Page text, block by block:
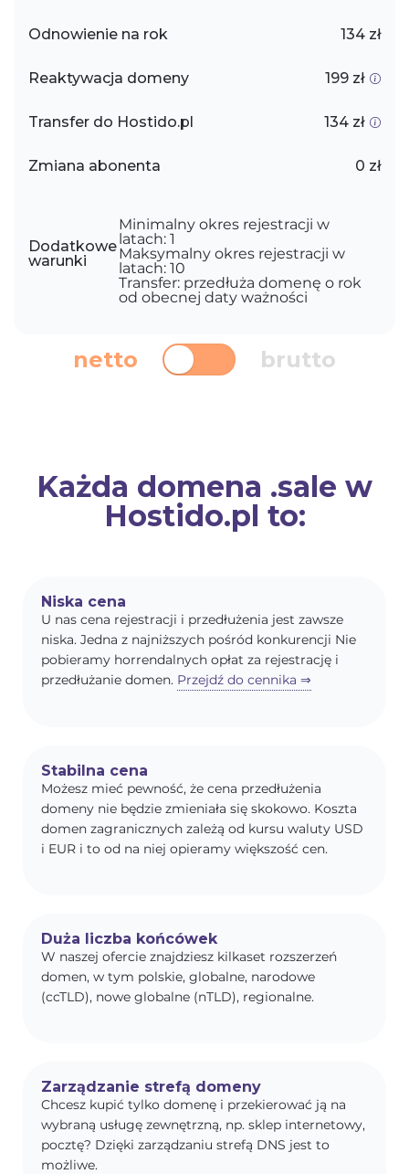
Odnowienie na rok 134 zł
Reaktywacja domeny 199 zł
Transfer do Hostido.pl 134 zł
Zmiana abonenta 0 zł
Dodatkowe
warunki
Minimalny okres rejestracji w
latach: 1
Maksymalny okres rejestracji w
latach: 10
Transfer: przedłuża domenę o rok
od obecnej daty ważności
netto brutto
Każda domena .sale w
Hostido.pl to:
Niska cena
U nas cena rejestracji i przedłużenia jest zawsze
niska. Jedna z najniższych pośród konkurencji Nie
pobieramy horrendalnych opłat za rejestrację i
przedłużanie domen. Przejdź do cennika ⇒
Stabilna cena
Możesz mieć pewność, że cena przedłużenia
domeny nie będzie zmieniała się skokowo. Koszta
domen zagranicznych zależą od kursu waluty USD
i EUR i to od na niej opieramy większość cen.
Duża liczba końcówek
W naszej ofercie znajdziesz kilkaset rozszerzeń
domen, w tym polskie, globalne, narodowe
(ccTLD), nowe globalne (nTLD), regionalne.
Zarządzanie strefą domeny
Chcesz kupić tylko domenę i przekierować ją na
wybraną usługę zewnętrzną, np. sklep internetowy,
pocztę? Dzięki zarządzaniu strefą DNS jest to
możliwe.